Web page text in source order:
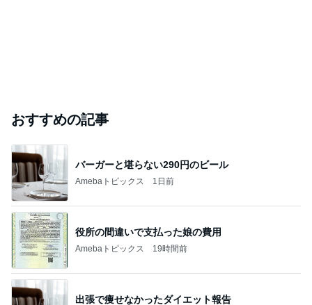
おすすめの記事
バーガーと堪らない290円のビール
Amebaトピックス 1日前
役所の間違いで支払った娘の費用
Amebaトピックス 19時間前
出張で痩せなかったダイエット報告